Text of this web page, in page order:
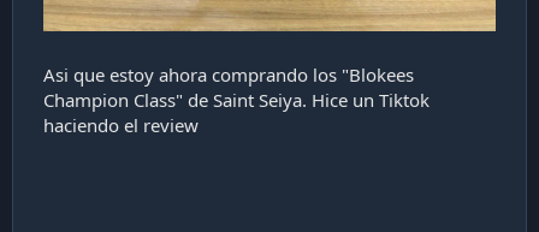
Asi que estoy ahora comprando los "Blokees
Champion Class" de Saint Seiya. Hice un Tiktok
haciendo el review